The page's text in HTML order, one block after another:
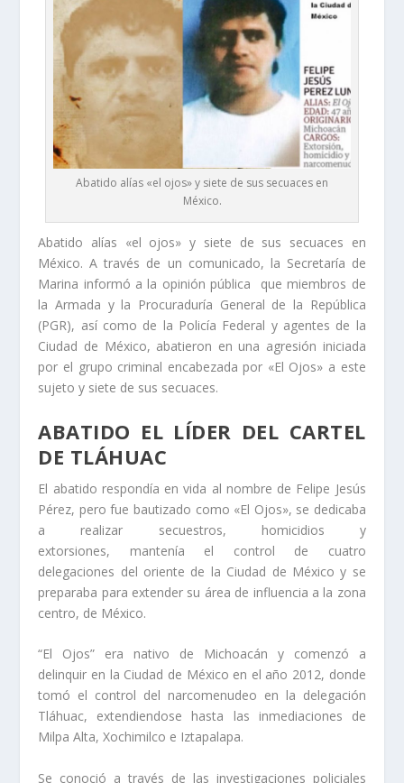
Abatido alías «el ojos» y siete de sus secuaces en
México.
Abatido alías «el ojos» y siete de sus secuaces en
México. A través de un comunicado, la Secretaría de
Marina informó a la opinión pública que miembros de
la Armada y la Procuraduría General de la República
(PGR), así como de la Policía Federal y agentes de la
Ciudad de México, abatieron en una agresión iniciada
por el grupo criminal encabezada por «El Ojos» a este
sujeto y siete de sus secuaces.
ABATIDO EL LÍDER DEL CARTEL
DE TLÁHUAC
El abatido respondía en vida al nombre de Felipe Jesús
Pérez, pero fue bautizado como «El Ojos», se dedicaba
a realizar secuestros, homicidios y
extorsiones, mantenía el control de cuatro
delegaciones del oriente de la Ciudad de México y se
preparaba para extender su área de influencia a la zona
centro, de México.
“El Ojos” era nativo de Michoacán y comenzó a
delinquir en la Ciudad de México en el año 2012, donde
tomó el control del narcomenudeo en la delegación
Tláhuac, extendiendose hasta las inmediaciones de
Milpa Alta, Xochimilco e Iztapalapa.
Se conoció a través de las investigaciones policiales